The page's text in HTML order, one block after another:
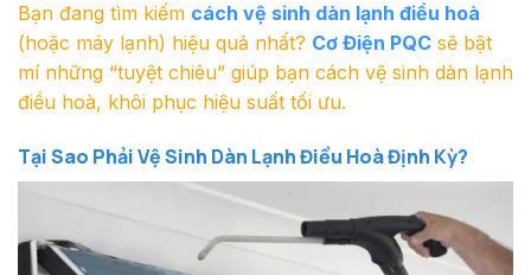
Bạn đang tìm kiếm cách vệ sinh dàn lạnh điều hoà
(hoặc máy lạnh) hiệu quả nhất? Cơ Điện PQC sẽ bật
mí những “tuyệt chiêu” giúp bạn cách vệ sinh dàn lạnh
điều hoà, khôi phục hiệu suất tối ưu.
Tại Sao Phải Vệ Sinh Dàn Lạnh Điều Hoà Định Kỳ?